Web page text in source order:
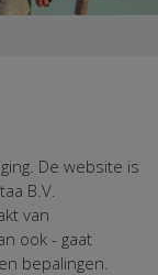
De website is
B.V.
van
ook - gaat
bepalingen.